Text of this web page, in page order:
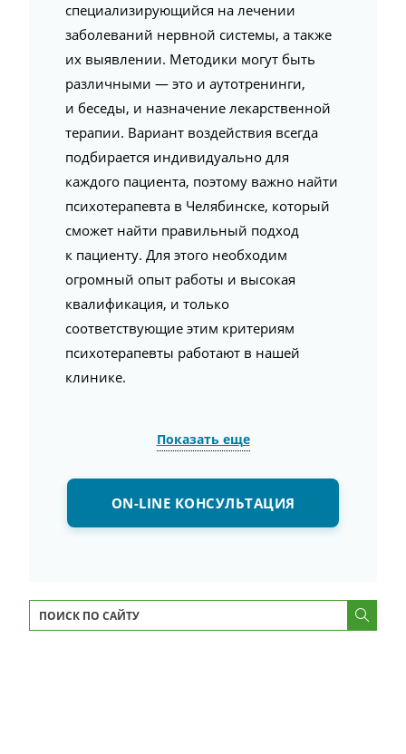
специализирующийся на лечении
заболеваний нервной системы, а также
их выявлении. Методики могут быть
различными — это и аутотренинги,
и беседы, и назначение лекарственной
терапии. Вариант воздействия всегда
подбирается индивидуально для
каждого пациента, поэтому важно найти
психотерапевта в Челябинске, который
сможет найти правильный подход
к пациенту. Для этого необходим
огромный опыт работы и высокая
квалификация, и только
соответствующие этим критериям
психотерапевты работают в нашей
клинике.
Показать еще
ON-LINE КОНСУЛЬТАЦИЯ